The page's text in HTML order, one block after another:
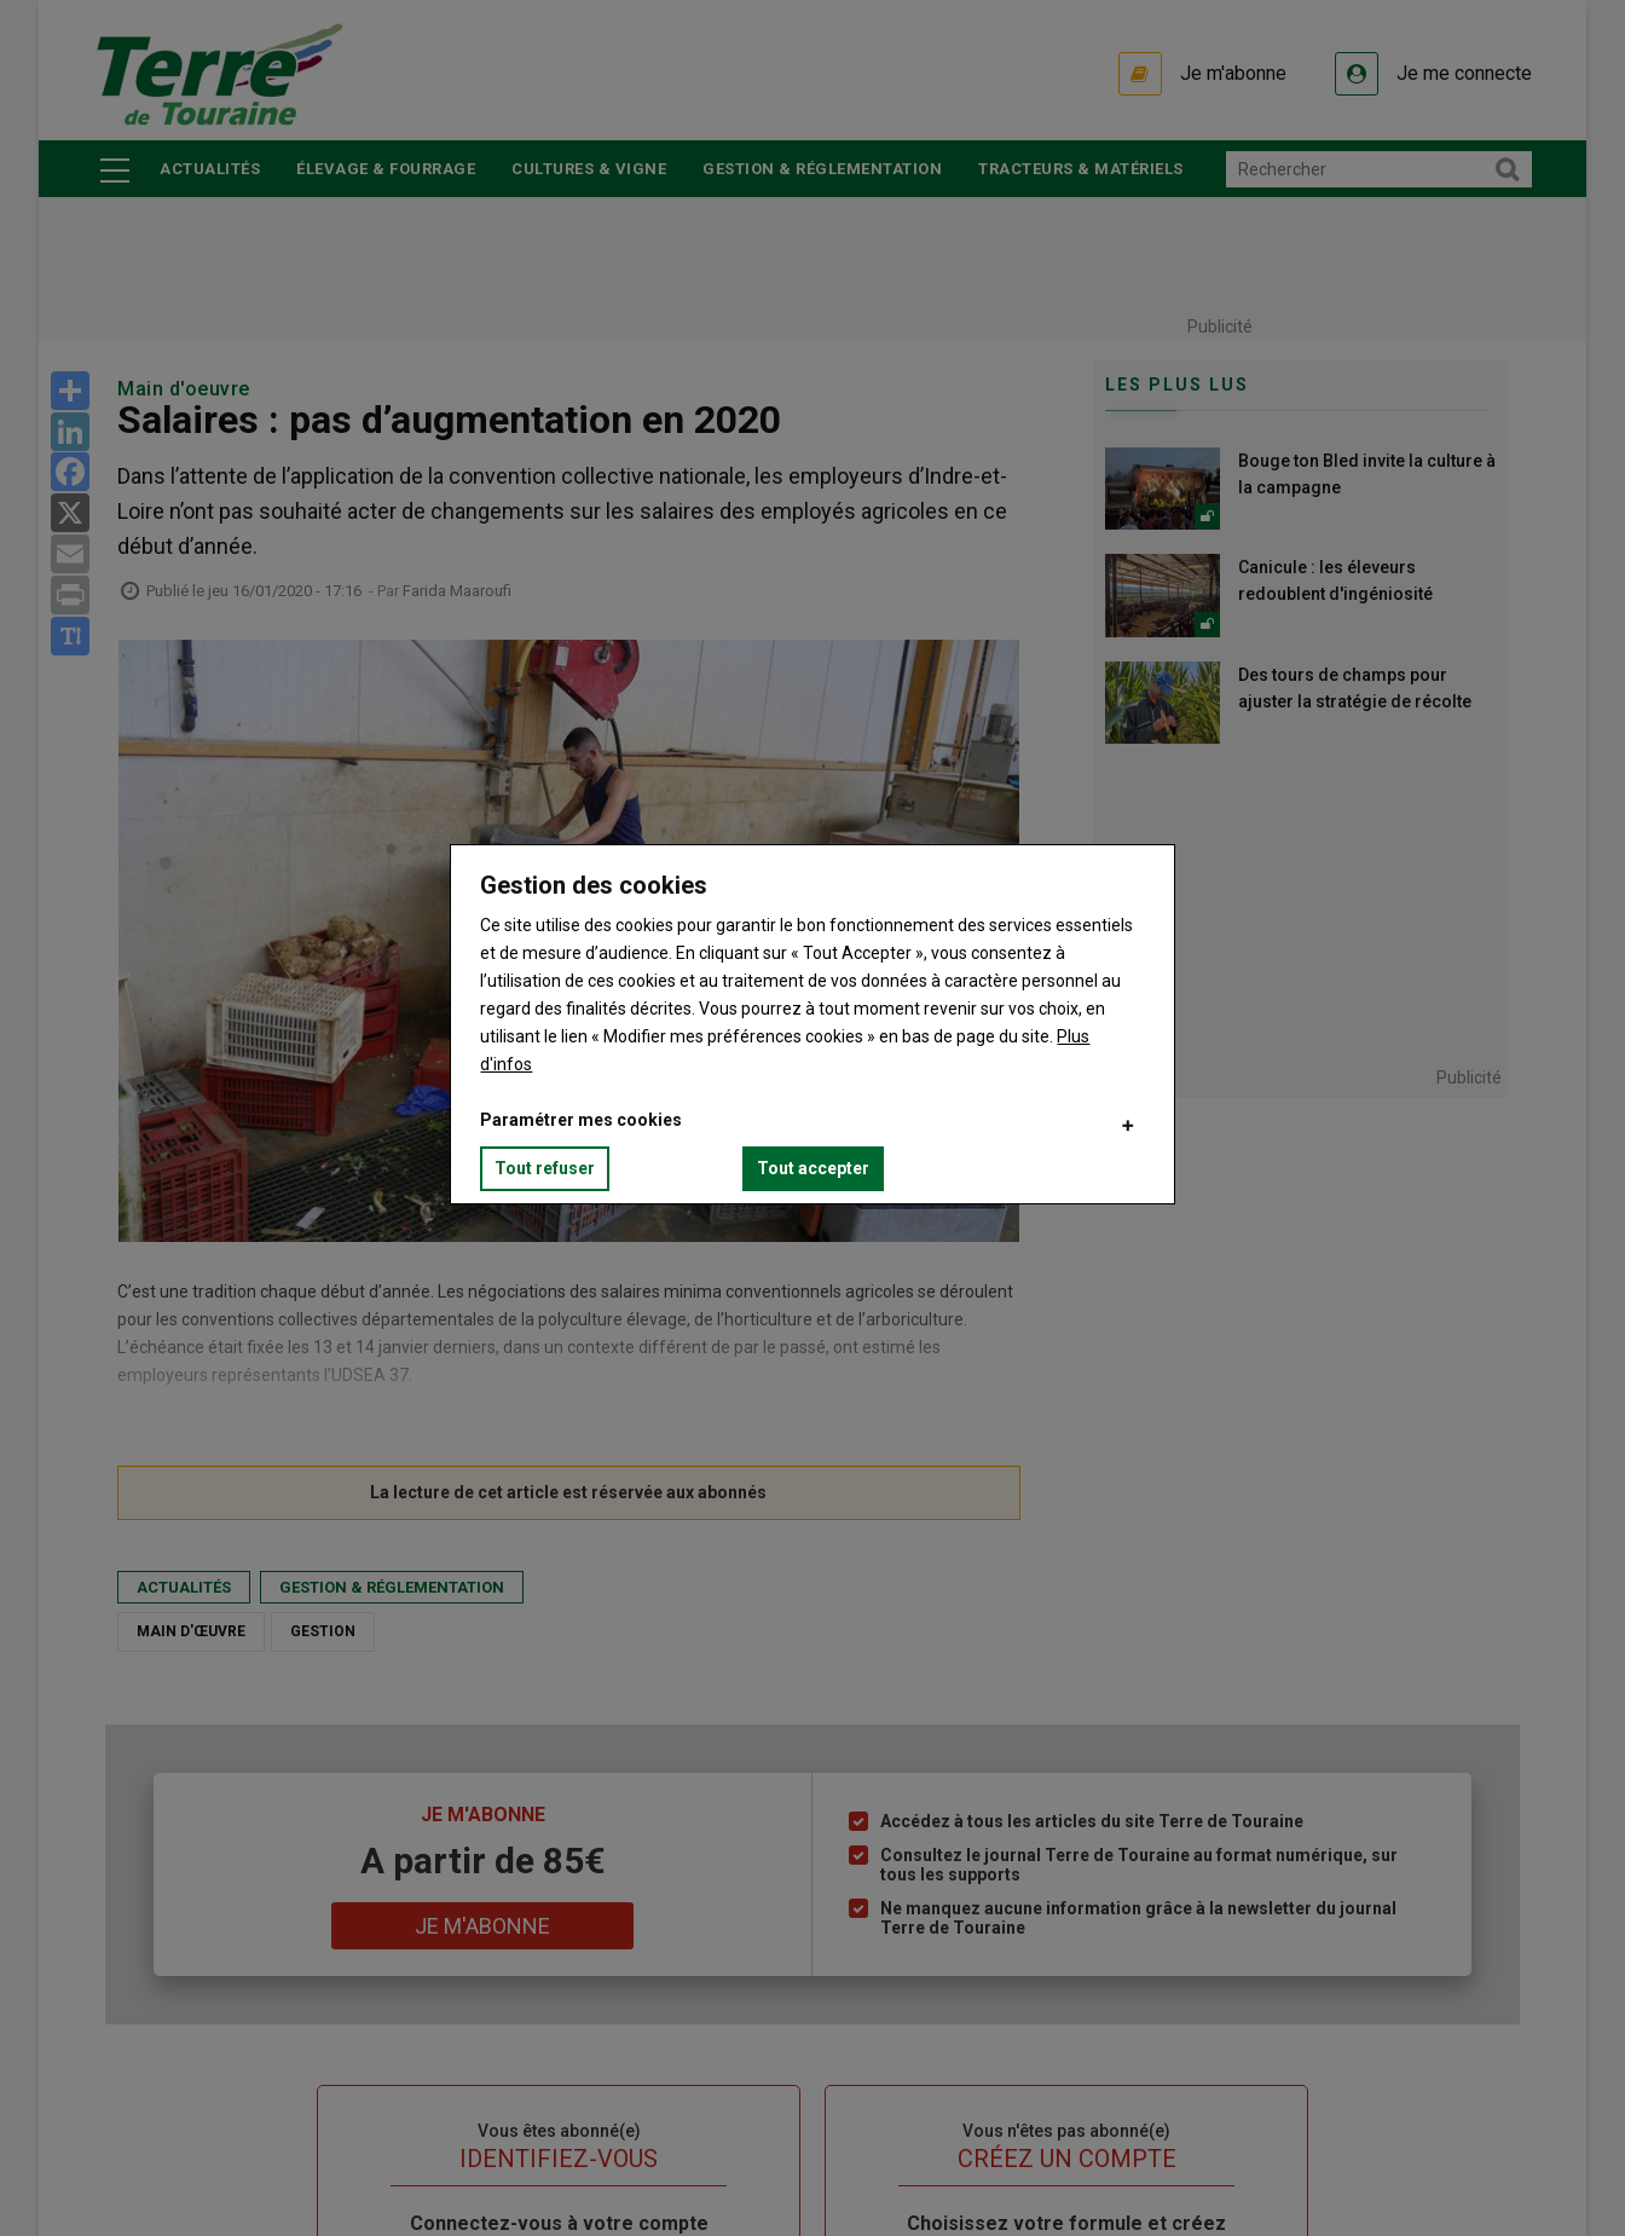
principal
Je m'abonne Je me connecte
ACTUALITÉS ÉLEVAGE & FOURRAGE CULTURES & VIGNE GESTION & RÉGLEMENTATION TRACTEURS & MATÉRIELS
Publicité
Share
LinkedIn
Facebook
Email
Print
Main d'oeuvre
Salaires : pas d’augmentation en 2020
Dans l’attente de l’application de la convention collective nationale, les employeurs d’Indre-et-
Loire n’ont pas souhaité acter de changements sur les salaires des employés agricoles en ce
début d’année.
Publié le jeu 16/01/2020 - 17:16 - Par Farida Maaroufi
C’est une tradition chaque début d’année. Les négociations des salaires minima conventionnels agricoles se déroulent
pour les conventions collectives départementales de la polyculture élevage, de l’horticulture et de l’arboriculture.
L’échéance était fixée les 13 et 14 janvier derniers, dans un contexte différent de par le passé, ont estimé les
employeurs représentants l’UDSEA 37.
ACTUALITÉS GESTION & RÉGLEMENTATION
MAIN D'ŒUVRE GESTION
LES PLUS LUS
Bouge ton Bled invite la culture à
la campagne
Canicule : les éleveurs
redoublent d'ingéniosité
Des tours de champs pour
ajuster la stratégie de récolte
Publicité
JE M'ABONNE
A partir de 85€
JE M'ABONNE
Liste
à
puce
Accédez à tous les articles du site Terre de Touraine
Consultez le journal Terre de Touraine au format numérique, sur
tous les supports
Ne manquez aucune information grâce à la newsletter du journal
Terre de Touraine
Vous êtes abonné(e)
IDENTIFIEZ-VOUS
Body
Connectez-vous à votre compte
Vous n'êtes pas abonné(e)
TITRECRÉEZ UN COMPTE
Body
Choisissez votre formule et créez
Gestion des cookies
Ce site utilise des cookies pour garantir le bon fonctionnement des services essentiels
et de mesure d’audience. En cliquant sur « Tout Accepter », vous consentez à
l’utilisation de ces cookies et au traitement de vos données à caractère personnel au
regard des finalités décrites. Vous pourrez à tout moment revenir sur vos choix, en
utilisant le lien « Modifier mes préférences cookies » en bas de page du site. Plus
d'infos
Paramétrer mes cookies
Tout refuser Tout accepter